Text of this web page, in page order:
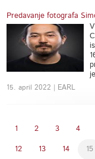
Predavanje fotografa
15. april 2022 | EARL
1 2 3 4
12 13 14 15